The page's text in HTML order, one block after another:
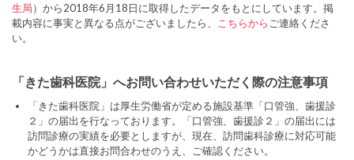
生局）から2018年6月18日に取得したデータをもとにしています。掲
載内容に事実と異なる点がございましたら、
こちらから ご連絡くださ
い。
「きた歯科医院」へお問い合わせいただく際の注意事項
「きた歯科医院」は厚生労働省が定める施設基準「口管強、歯援診
２」の届出を行なっております。「口管強、歯援診２」の届出には
訪問診療の実績を必要としますが、現在、訪問歯科診療に対応可能
かどうかは直接お問合わせのうえ、ご確認ください。